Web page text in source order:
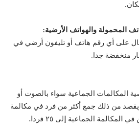
على أي رقم هاتف أو تليفون أرضي في
منخفضة جدا.
المكالمات الجماعية سواء بالصوت أو
من ذلك جمع أكثر من فرد في مكالمة
الجماعية إلى ٢٥ فردا.